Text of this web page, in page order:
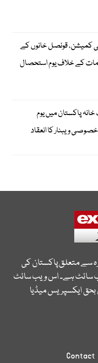
کمیشن، قونصل خانوں کے
کے خلاف یوم استحصال
پاکستان میں یوم
ویبنار کا انعقاد
سے متعلق پاکستان کی
سائٹ ہے۔ اس ویب سائٹ
بحق ایکسپریس میڈیا
Contact